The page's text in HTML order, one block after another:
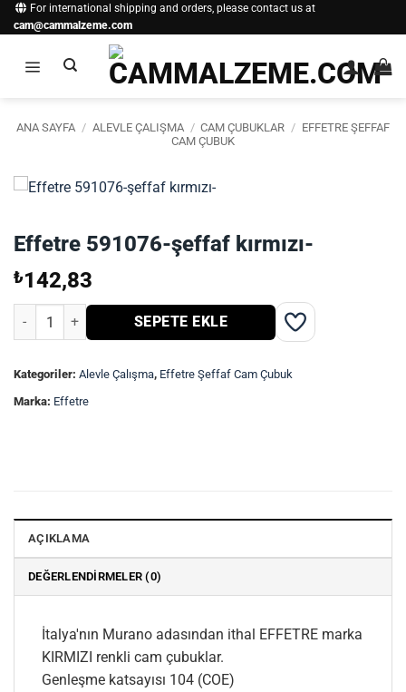
İçeriğe
atla
For international shipping and orders, please contact us at
cam@cammalzeme.com
ANA SAYFA / ALEVLE ÇALIŞMA / CAM ÇUBUKLAR / EFFETRE ŞEFFAF
CAM ÇUBUK
Effetre 591076-şeffaf kırmızı-
₺142,83
Effetre 591076-şeffaf kırmızı- adet
SEPETE EKLE
Kategoriler: Alevle Çalışma, Effetre Şeffaf Cam Çubuk
Marka: Effetre
AÇIKLAMA
DEĞERLENDIRMELER (0)
İtalya'nın Murano adasından ithal EFFETRE marka
KIRMIZI renkli cam çubuklar.
Genleşme katsayısı 104 (COE)